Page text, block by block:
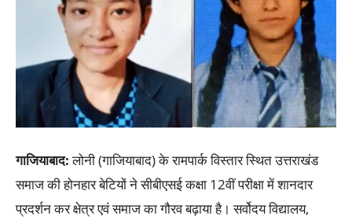
गाजियाबाद:लोनी (गाजियाबाद) के रामपार्क विस्तार स्थित उत्तराखंड
समाज की होनहार बेटियों ने सीबीएसई कक्षा 12वीं परीक्षा में शानदार
प्रदर्शन कर क्षेत्र एवं समाज का गौरव बढ़ाया है। सर्वोदय विद्यालय,